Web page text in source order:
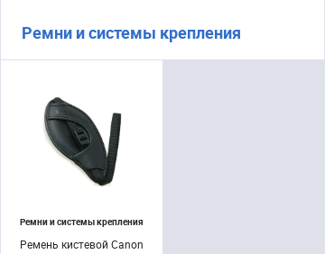
Ремни и системы крепления
Ремни и системы крепления
Ремень кистевой Canon